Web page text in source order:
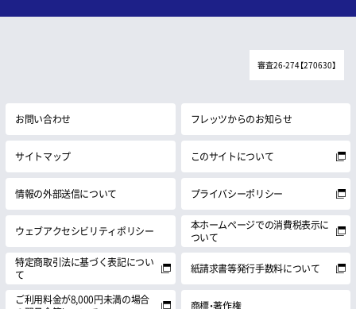
審査26-274【270630】
お問い合わせ フレッツからのお知らせ
サイトマップ このサイトについて
情報の外部送信について プライバシーポリシー
ウェブアクセシビリティポリシー
本ホームページでの消費税表示に
ついて
特定商取引法に基づく表記につい
て
紙請求書等発行手数料について
ご利用料金が8,000円未満の場合
商標・著作権